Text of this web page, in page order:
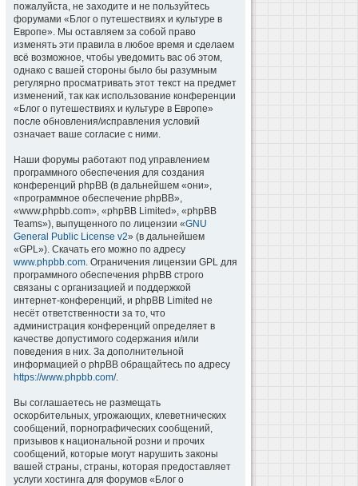
пожалуйста, не заходите и не пользуйтесь
форумами «Блог о путешествиях и культуре в
Европе». Мы оставляем за собой право
изменять эти правила в любое время и сделаем
всё возможное, чтобы уведомить вас об этом,
однако с вашей стороны было бы разумным
регулярно просматривать этот текст на предмет
изменений, так как использование конференции
«Блог о путешествиях и культуре в Европе»
после обновления/исправления условий
означает ваше согласие с ними.
Наши форумы работают под управлением
программного обеспечения для создания
конференций phpBB (в дальнейшем «они»,
«программное обеспечение phpBB»,
«www.phpbb.com», «phpBB Limited», «phpBB
Teams»), выпущенного по лицензии «GNU
General Public License v2» (в дальнейшем
«GPL»). Скачать его можно по адресу
www.phpbb.com. Ограничения лицензии GPL для
программного обеспечения phpBB строго
связаны с организацией и поддержкой
интернет-конференций, и phpBB Limited не
несёт ответственности за то, что
администрация конференций определяет в
качестве допустимого содержания и/или
поведения в них. За дополнительной
информацией о phpBB обращайтесь по адресу
https://www.phpbb.com/.
Вы соглашаетесь не размещать
оскорбительных, угрожающих, клеветнических
сообщений, порнографических сообщений,
призывов к национальной розни и прочих
сообщений, которые могут нарушить законы
вашей страны, страны, которая предоставляет
услуги хостинга для форумов «Блог о